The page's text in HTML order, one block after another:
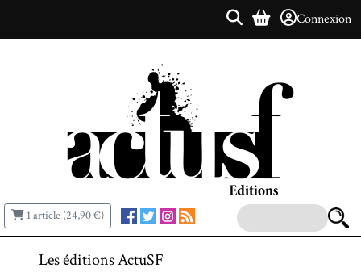
Connexion
1 article (24,90 €)
Les éditions ActuSF